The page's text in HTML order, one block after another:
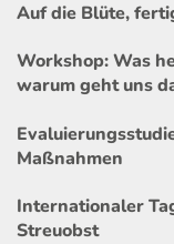
Auf die Blüte,
Workshop: Was
warum geht uns
Maßnahmen
Internationaler
Streuobst